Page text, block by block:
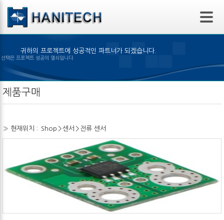
본문 바로가기
귀하의 프로젝트에 성공적인 파트너가 되겠습니다.
제품의 선택은 프로젝트 성공의 열쇠입니다.
제품구매
» 현재위치 : Shop >센서 > 전류 센서